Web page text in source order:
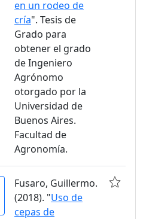
en un rodeo de
cría". Tesis de
Grado para
obtener el grado
de Ingeniero
Agrónomo
otorgado por la
Universidad de
Buenos Aires.
Facultad de
Agronomía.
Fusaro, Guillermo.
(2018). "Uso de
cepas de